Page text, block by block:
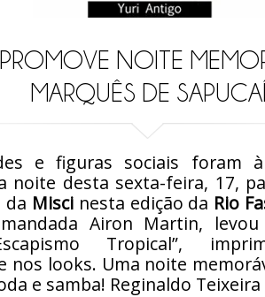
NOITE
MARQUÊS DE
e figuras sociais foram
noite desta sexta-feira, 17,
da Miscinesta edição da Rio
Airon Martin,
Tropical”,
nos looks. Uma noite
e samba! Reginaldo